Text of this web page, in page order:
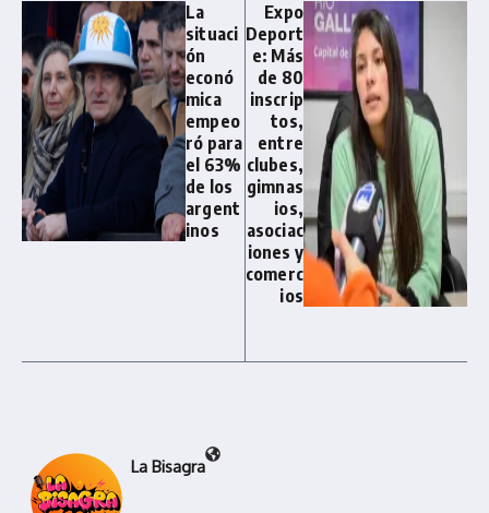
La
situaci
ón
econó
mica
empeo
ró para
el 63%
de los
argent
inos
Expo
Deport
e: Más
de 80
inscrip
tos,
entre
clubes,
gimnas
ios,
asociac
iones y
comerc
ios
La Bisagra